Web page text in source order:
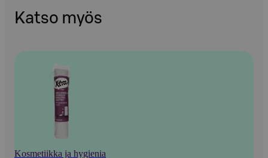
Katso myös
Kosmetiikka ja hygienia